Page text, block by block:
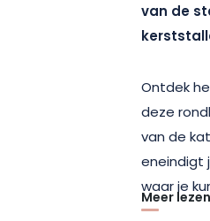
van de
Ontdek
deze
van de
eneindigt
waar je
Meer lezen